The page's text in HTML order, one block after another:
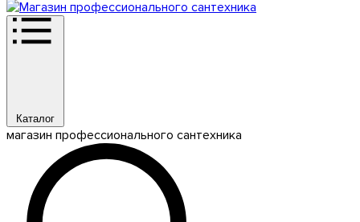
Каталог
магазин профессионального сантехника